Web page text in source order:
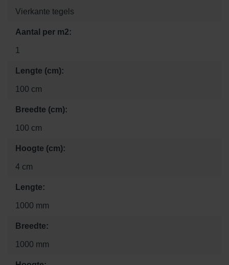
Vierkante tegels
Aantal per m2:
1
Lengte (cm):
100 cm
Breedte (cm):
100 cm
Hoogte (cm):
4 cm
Lengte:
1000 mm
Breedte:
1000 mm